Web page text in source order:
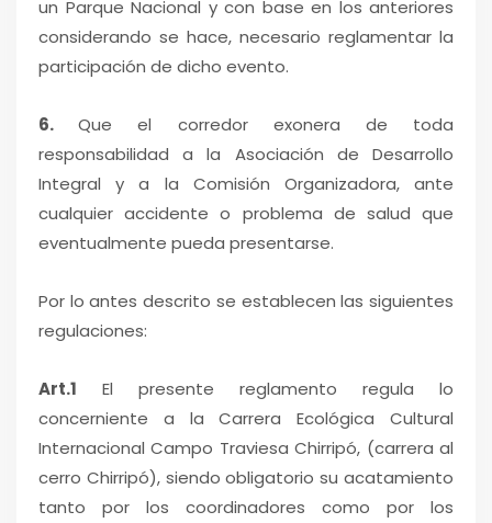
un Parque Nacional y con base en los anteriores
considerando se hace, necesario reglamentar la
participación de dicho evento.
6.Que el corredor exonera de toda
responsabilidad a la Asociación de Desarrollo
Integral y a la Comisión Organizadora, ante
cualquier accidente o problema de salud que
eventualmente pueda presentarse.
Por lo antes descrito se establecen las siguientes
regulaciones:
Art.1 El presente reglamento regula lo
concerniente a la Carrera Ecológica Cultural
Internacional Campo Traviesa Chirripó, (carrera al
cerro Chirripó), siendo obligatorio su acatamiento
tanto por los coordinadores como por los